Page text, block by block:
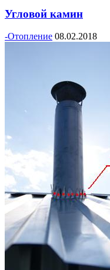
Угловой камин
-Отопление 08.02.2018